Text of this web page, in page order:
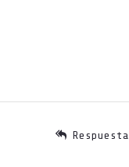
Respuesta